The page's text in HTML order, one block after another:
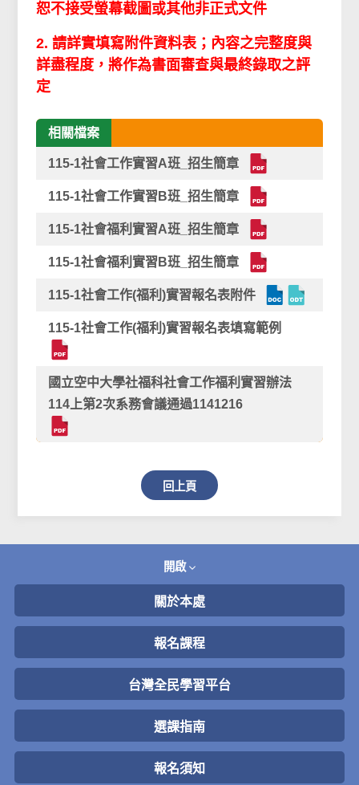
恕不接受螢幕截圖或其他非正式文件
2. 請詳實填寫附件資料表；內容之完整度與
詳盡程度，將作為書面審查與最終錄取之評
定
相關檔案
115-1社會工作實習A班_招生簡章
115-1社會工作實習B班_招生簡章
115-1社會福利實習A班_招生簡章
115-1社會福利實習B班_招生簡章
115-1社會工作(福利)實習報名表附件
115-1社會工作(福利)實習報名表填寫範例
國立空中大學社福科社會工作福利實習辦法
114上第2次系務會議通過1141216
回上頁
開啟
關於本處
報名課程
台灣全民學習平台
選課指南
報名須知